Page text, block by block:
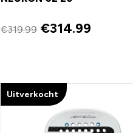
€319.99 €314.99
Uitverkocht